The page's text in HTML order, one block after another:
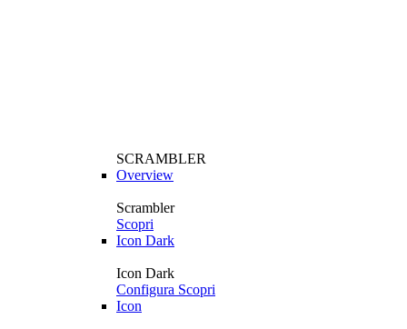
SCRAMBLER
Overview
Scrambler
Scopri
Icon Dark
Icon Dark
Configura Scopri
Icon